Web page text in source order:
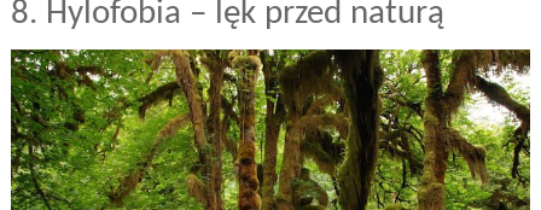
8. Hylofobia – lęk przed naturą